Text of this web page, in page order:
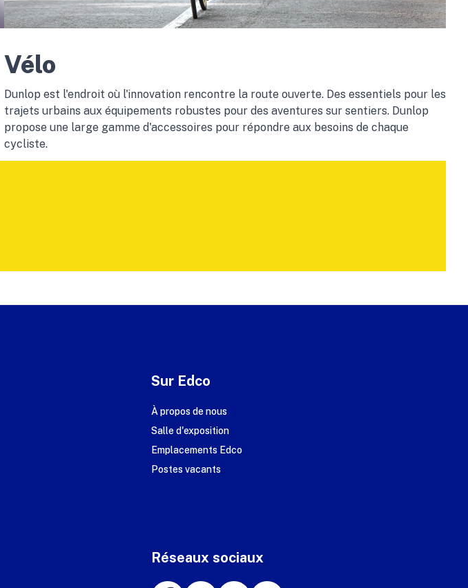
Vélo
Dunlop est l'endroit où l'innovation rencontre la route ouverte. Des essentiels pour les
trajets urbains aux équipements robustes pour des aventures sur sentiers. Dunlop
propose une large gamme d'accessoires pour répondre aux besoins de chaque
cycliste.
Sur Edco
À propos de nous
Salle d'exposition
Emplacements Edco
Postes vacants
Réseaux sociaux